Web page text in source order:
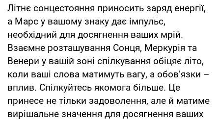
Літнє сонцестояння приносить заряд енергії,
а Марс у вашому знаку дає імпульс,
необхідний для досягнення ваших мрій.
Взаємне розташування Сонця, Меркурія та
Венери у вашій зоні спілкування обіцяє літо,
коли ваші слова матимуть вагу, а обов’язки –
вплив. Спілкуйтесь якомога більше. Це
принесе не тільки задоволення, але й матиме
вирішальне значення для досягнення ваших